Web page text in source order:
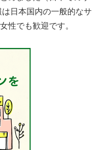
日本国内の一般的なサ
性でも歓迎です。